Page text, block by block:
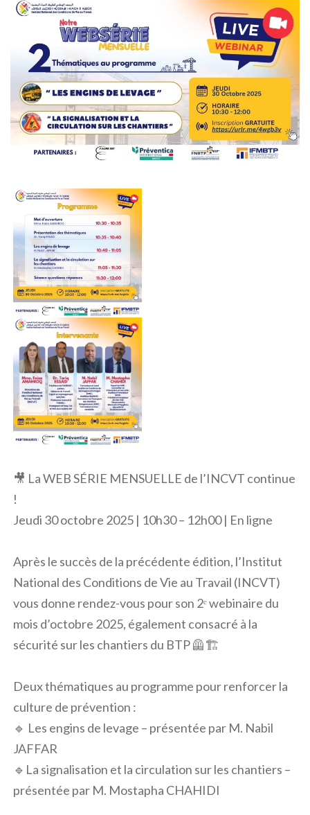
🎥 La WEB SÉRIE MENSUELLE de l’INCVT continue
!
Jeudi 30 octobre 2025 | 10h30 – 12h00 | En ligne
Après le succès de la précédente édition, l’Institut
National des Conditions de Vie au Travail (INCVT)
vous donne rendez-vous pour son 2ᵉ webinaire du
mois d’octobre 2025, également consacré à la
sécurité sur les chantiers du BTP 🦺🏗️
Deux thématiques au programme pour renforcer la
culture de prévention :
🔹 Les engins de levage – présentée par M. Nabil
JAFFAR
🔹La signalisation et la circulation sur les chantiers –
présentée par M. Mostapha CHAHIDI